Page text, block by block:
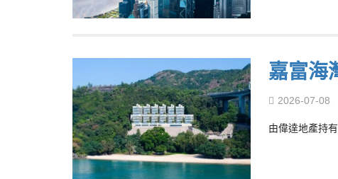
嘉富海
2026-07-08
由偉達地產持